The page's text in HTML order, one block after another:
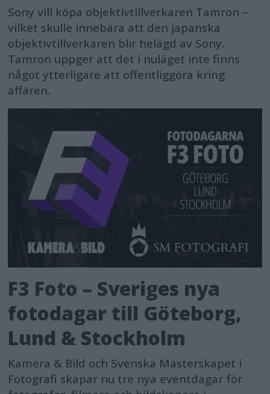
Sony vill köpa objektivtillverkaren Tamron –
vilket skulle innebära att den japanska
objektivtillverkaren blir helägd av Sony.
Tamron uppger att det i nuläget inte finns
något ytterligare att offentliggöra kring
affären.
F3 Foto – Sveriges nya
fotodagar till Göteborg,
Lund & Stockholm
Kamera & Bild och Svenska Mästerskapet i
Fotografi skapar nu tre nya eventdagar för